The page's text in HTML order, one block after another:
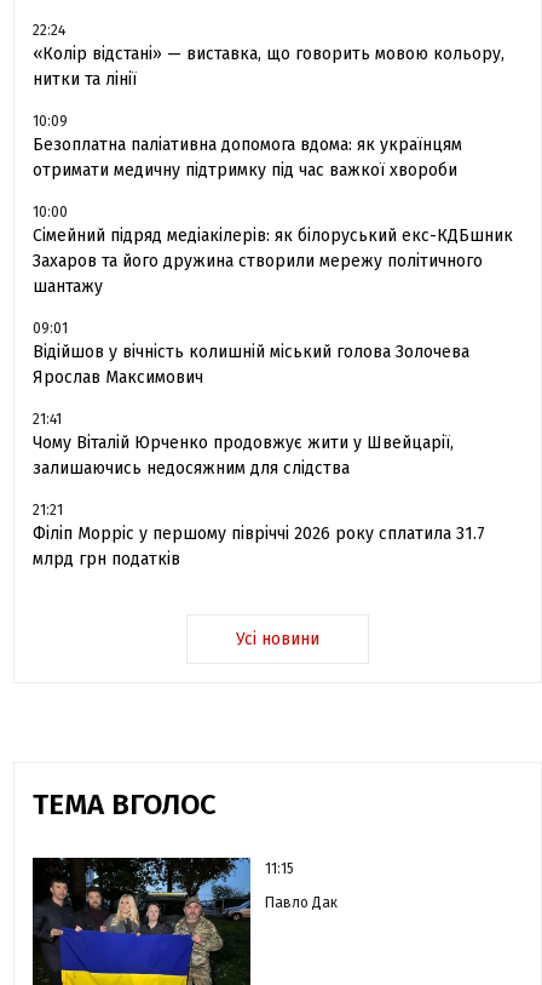
22:24
«Колір відстані» — виставка, що говорить мовою кольору,
нитки та лінії
10:09
Безоплатна паліативна допомога вдома: як українцям
отримати медичну підтримку під час важкої хвороби
10:00
Сімейний підряд медіакілерів: як білоруський екс-КДБшник
Захаров та його дружина створили мережу політичного
шантажу
09:01
Відійшов у вічність колишній міський голова Золочева
Ярослав Максимович
21:41
Чому Віталій Юрченко продовжує жити у Швейцарії,
залишаючись недосяжним для слідства
21:21
Філіп Морріс у першому півріччі 2026 року сплатила 31.7
млрд грн податків
Усі новини
ТЕМА ВГОЛОС
11:15
Павло Дак